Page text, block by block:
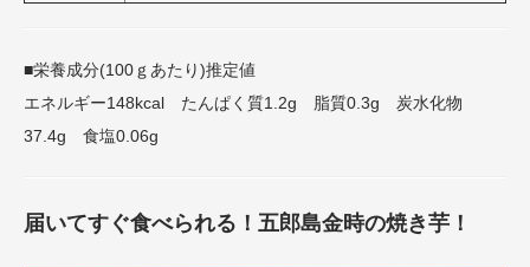
■栄養成分(100ｇあたり)推定値
エネルギー148kcal たんぱく質1.2g 脂質0.3g 炭水化物
37.4g 食塩0.06g
届いてすぐ食べられる！五郎島金時の焼き芋！